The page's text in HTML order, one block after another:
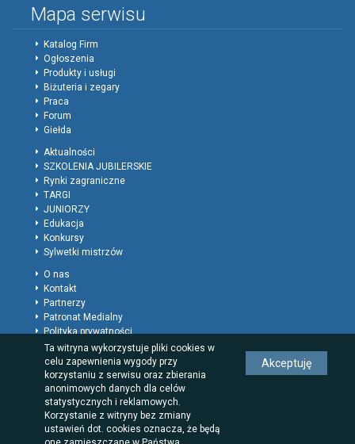
Mapa serwisu
Katalog Firm
Ogłoszenia
Produkty i usługi
Biżuteria i zegary
Praca
Forum
Giełda
Aktualności
SZKOLENIA JUBILERSKIE
Rynki zagraniczne
TARGI
JUNIORZY
Edukacja
Konkursy
Sylwetki mistrzów
O nas
Kontakt
Partnerzy
Patronat Medialny
Polityka prywatności
Regulamin
Reklama
Rodzaje wpisów dla firm
Ta witryna wykorzystuje pliki cookies w
celu zapewnienia wygody przy
korzystaniu z serwisu oraz zbierania
anonimowych danych dla celów
statystycznych i reklamowych.
Korzystanie z witryny bez zmiany
ustawień dot. cookies oznacza, że będą
Akceptuję